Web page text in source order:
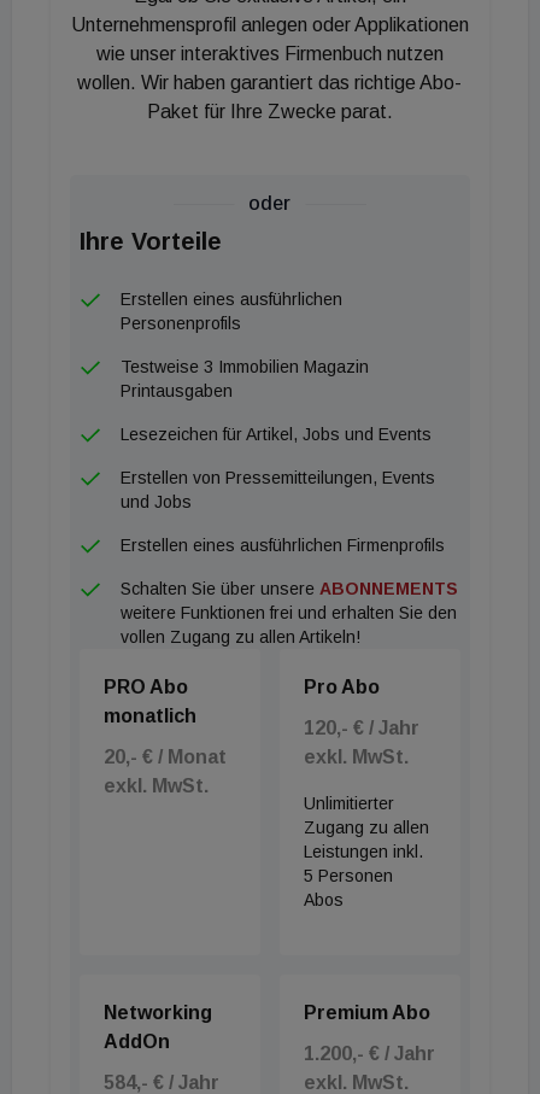
Mail-Postfach. Nach einem Beratungstermin, der
wahlweise persönlich, per Video, online oder
telefonisch absolviert werden kann, ist der Weg
zum Kauf frei. Mit nur wenigen Klicks ist das
Kaufvertrag erfolgt die beidseitige Unterfertigung in
(digitaler) Anwesenheit eines Notars.
Unternehmensprofil anlegen oder Applikationen
wie unser interaktives Firmenbuch nutzen
wollen. Wir haben garantiert das richtige Abo-
Paket für Ihre Zwecke parat.
oder
Ihre Vorteile
Erstellen eines ausführlichen
Personenprofils
Testweise 3 Immobilien Magazin
Printausgaben
Lesezeichen für Artikel, Jobs und Events
Erstellen von Pressemitteilungen, Events
und Jobs
Erstellen eines ausführlichen Firmenprofils
Schalten Sie über unsere ABONNEMENTS
weitere Funktionen frei und erhalten Sie den
vollen Zugang zu allen Artikeln!
PRO Abo
monatlich
20,- € / Monat
exkl. MwSt.
Pro Abo
120,- € / Jahr
exkl. MwSt.
Unlimitierter
Zugang zu allen
Leistungen inkl.
5 Personen
Abos
Networking
AddOn
584,- € / Jahr
Premium Abo
1.200,- € / Jahr
exkl. MwSt.